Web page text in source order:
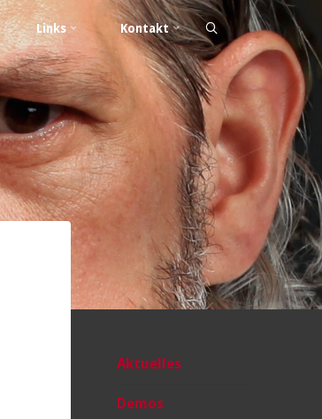
Links Kontakt
Aktuelles
Demos